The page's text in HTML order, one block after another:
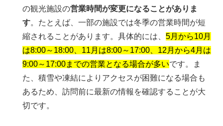
の観光施設の営業時間が変更になることがありま
す。たとえば、一部の施設では冬季の営業時間が短
縮されることがあります。具体的には、5月から10月
は8:00～18:00、11月は8:00～17:00、12月から4月は
9:00～17:00までの営業となる場合が多いです。ま
た、積雪や凍結によりアクセスが困難になる場合も
あるため、訪問前に最新の情報を確認することが大
切です。